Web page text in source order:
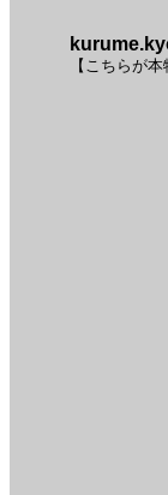
【こちらが